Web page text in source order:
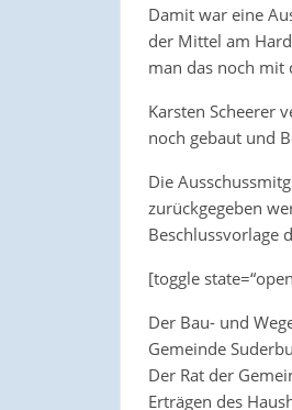
Damit war eine
der Mittel am
man das noch mit
Karsten Scheerer
noch gebaut und
Die
zurückgegeben
Beschlussvorlage
[toggle
Der Bau- und
Gemeinde
Der Rat der
Erträgen des